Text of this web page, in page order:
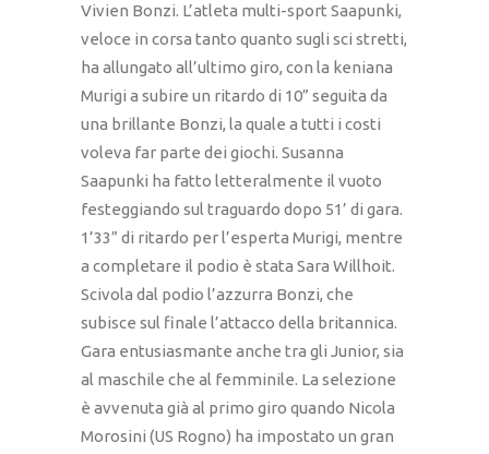
Vivien Bonzi. L’atleta multi-sport Saapunki,
veloce in corsa tanto quanto sugli sci stretti,
ha allungato all’ultimo giro, con la keniana
Murigi a subire un ritardo di 10” seguita da
una brillante Bonzi, la quale a tutti i costi
voleva far parte dei giochi. Susanna
Saapunki ha fatto letteralmente il vuoto
festeggiando sul traguardo dopo 51’ di gara.
1’33” di ritardo per l’esperta Murigi, mentre
a completare il podio è stata Sara Willhoit.
Scivola dal podio l’azzurra Bonzi, che
subisce sul finale l’attacco della britannica.
Gara entusiasmante anche tra gli Junior, sia
al maschile che al femminile. La selezione
è avvenuta già al primo giro quando Nicola
Morosini (US Rogno) ha impostato un gran